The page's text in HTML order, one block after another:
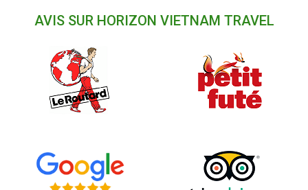
AVIS SUR HORIZON VIETNAM TRAVEL